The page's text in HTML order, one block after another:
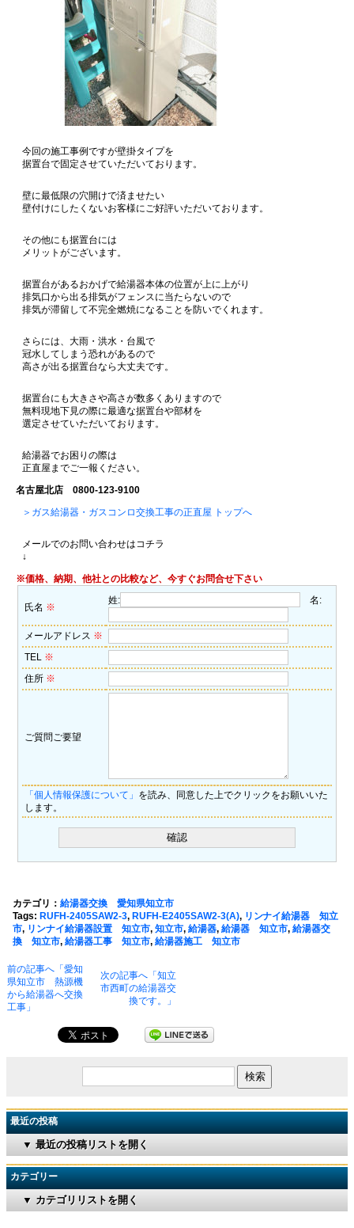
今回の施工事例ですが壁掛タイプを
据置台で固定させていただいております。
壁に最低限の穴開けで済ませたい
壁付けにしたくないお客様にご好評いただいております。
その他にも据置台には
メリットがございます。
据置台があるおかげで給湯器本体の位置が上に上がり
排気口から出る排気がフェンスに当たらないので
排気が滞留して不完全燃焼になることを防いでくれます。
さらには、大雨・洪水・台風で
冠水してしまう恐れがあるので
高さが出る据置台なら大丈夫です。
据置台にも大きさや高さが数多くありますので
無料現地下見の際に最適な据置台や部材を
選定させていただいております。
給湯器でお困りの際は
正直屋までご一報ください。
名古屋北店 0800-123-9100
＞ガス給湯器・ガスコンロ交換工事の正直屋 トップへ
メールでのお問い合わせはコチラ
↓
※価格、納期、他社との比較など、今すぐお問合せ下さい
氏名 ※
姓: 名:
メールアドレス ※
TEL ※
住所 ※
ご質問ご要望
「個人情報保護について」 を読み、同意した上でクリックをお願いいた
します。
カテゴリ： 給湯器交換 愛知県知立市
Tags: RUFH-2405SAW2-3, RUFH-E2405SAW2-3(A), リンナイ給湯器 知立
市, リンナイ給湯器設置 知立市, 知立市, 給湯器, 給湯器 知立市, 給湯器交
換 知立市, 給湯器工事 知立市, 給湯器施工 知立市
前の記事へ「愛知
県知立市 熱源機
から給湯器へ交換
工事」
次の記事へ「知立
市西町の給湯器交
換です。」
最近の投稿
▼ 最近の投稿リストを開く
カテゴリー
▼ カテゴリリストを開く